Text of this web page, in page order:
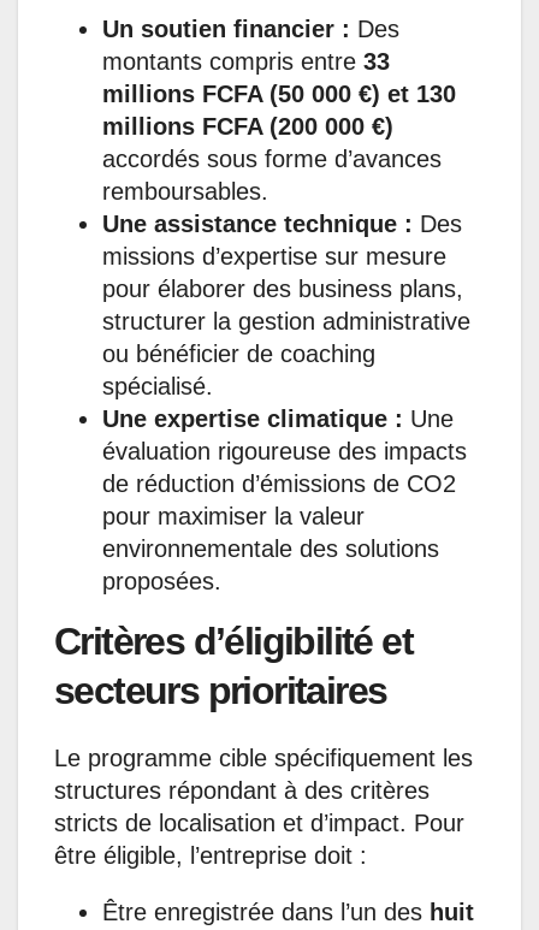
Un soutien financier : Des
montants compris entre 33
millions FCFA (50 000 €) et 130
millions FCFA (200 000 €)
accordés sous forme d’avances
remboursables.
Une assistance technique : Des
missions d’expertise sur mesure
pour élaborer des business plans,
structurer la gestion administrative
ou bénéficier de coaching
spécialisé.
Une expertise climatique : Une
évaluation rigoureuse des impacts
de réduction d’émissions de CO2
pour maximiser la valeur
environnementale des solutions
proposées.
Critères d’éligibilité et
secteurs prioritaires
Le programme cible spécifiquement les
structures répondant à des critères
stricts de localisation et d’impact. Pour
être éligible, l’entreprise doit :
Être enregistrée dans l’un des huit